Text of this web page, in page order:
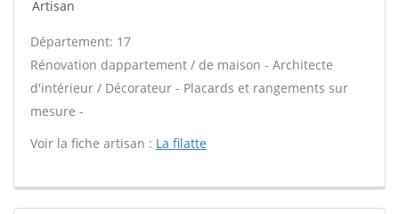
Artisan
Département: 17
Rénovation dappartement / de maison - Architecte
d'intérieur / Décorateur - Placards et rangements sur
mesure -
Voir la fiche artisan : La filatte